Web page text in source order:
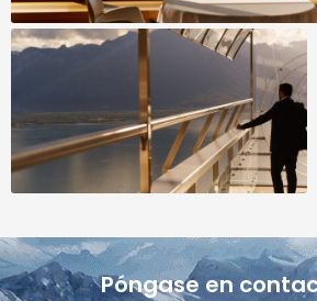
Póngase en